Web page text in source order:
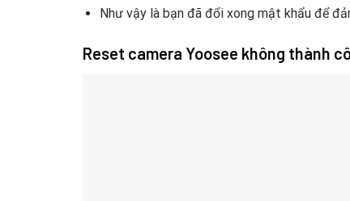
Như vậy là bạn đã đổi xong mật khẩu để
Reset camera Yoosee không thành